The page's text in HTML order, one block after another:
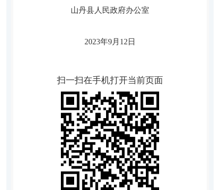
山丹县人民政府办公室
2023年9月 12 日
扫一扫在手机打开当前页面